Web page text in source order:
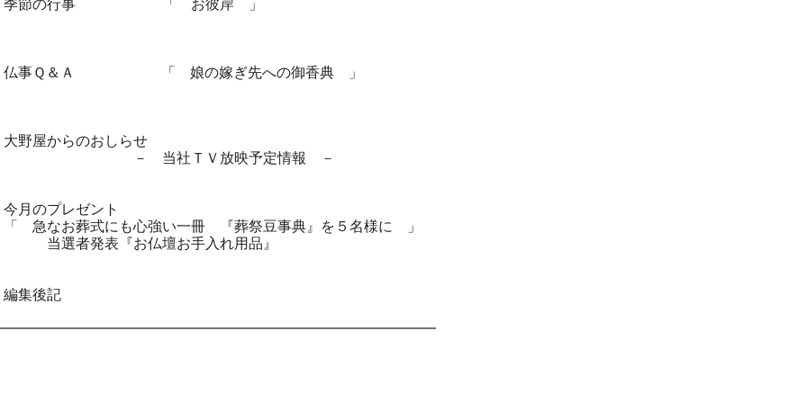
節の行事 「 お彼岸 」
事Ｑ＆Ａ 「 娘の嫁ぎ先への御香典 」
屋からのおしらせ
社ＴＶ放映予定情報 －
のプレゼント
お葬式にも心強い一冊 『葬祭豆事典』を５名様に 」
発表『お仏壇お手入れ用品』
集後記